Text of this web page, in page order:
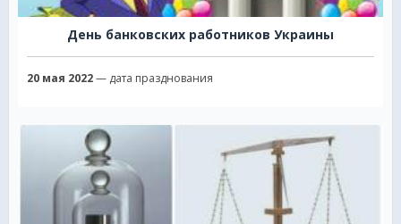
День банковских работников Украины
20 мая 2022— дата празднования